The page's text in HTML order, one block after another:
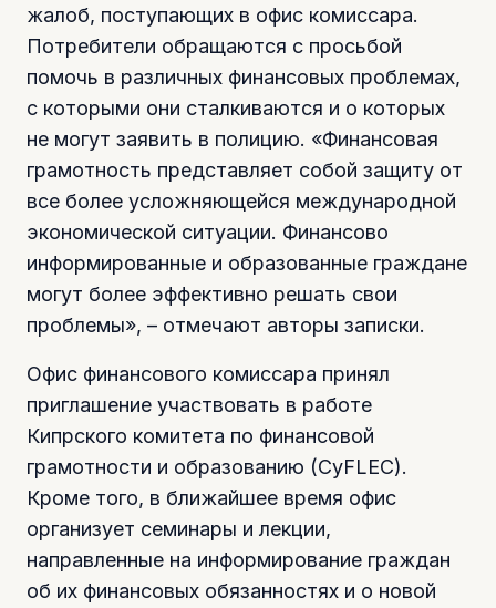
жалоб, поступающих в офис комиссара.
Потребители обращаются с просьбой
помочь в различных финансовых проблемах,
с которыми они сталкиваются и о которых
не могут заявить в полицию. «Финансовая
грамотность представляет собой защиту от
все более усложняющейся международной
экономической ситуации. Финансово
информированные и образованные граждане
могут более эффективно решать свои
проблемы», – отмечают авторы записки.
Офис финансового комиссара принял
приглашение участвовать в работе
Кипрского комитета по финансовой
грамотности и образованию (CyFLEC).
Кроме того, в ближайшее время офис
организует семинары и лекции,
направленные на информирование граждан
об их финансовых обязанностях и о новой